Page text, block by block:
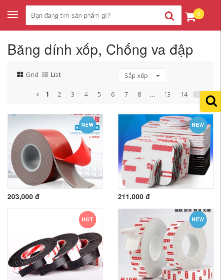
Toggle
navigation
0
Băng dính xốp, Chống va đập
Grid List Sắp xếp
1 2 3 4 5 6 7 8 ... 13 14
NEW
203,000 đ
NEW
211,000 đ
HOT NEW